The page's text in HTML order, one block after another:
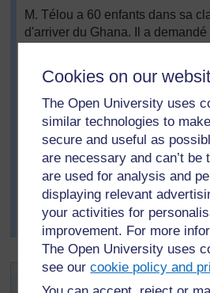
Cookies on our
The Open University uses
similar technologies to
secure and useful as
are necessary and can’t be
are used for analysis and
displaying relevant
your activities for
improvement. For more
The Open University uses
see ourcookie policy and
M. Télou a 60 enfants dans sa
d'arriver du Ghana. Il a
d'entre eux parle l’Akan, la
ghanéens. La classe a été
Les amis de M. Télou ont
classe ainsi qu'aux activités de
ont suivi. A la fin de la semaine
conclu que les enfants étaient
différentes manières dont
présentée en différentes
paraissaient plus intéressés à la
qu'auparavant.
Activité clé :